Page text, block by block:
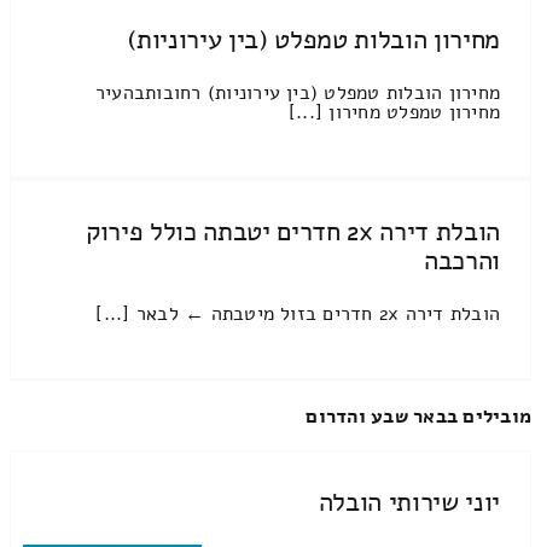
מחירון הובלות טמפלט (בין עירוניות)
מחירון הובלות טמפלט (בין עירוניות) רחובותבהעיר
מחירון טמפלט מחירון [...]
הובלת דירה 2x חדרים יטבתה כולל פירוק
והרכבה
הובלת דירה 2x חדרים בזול מיטבתה ← לבאר [...]
מובילים בבאר שבע והדרום
יוני שירותי הובלה